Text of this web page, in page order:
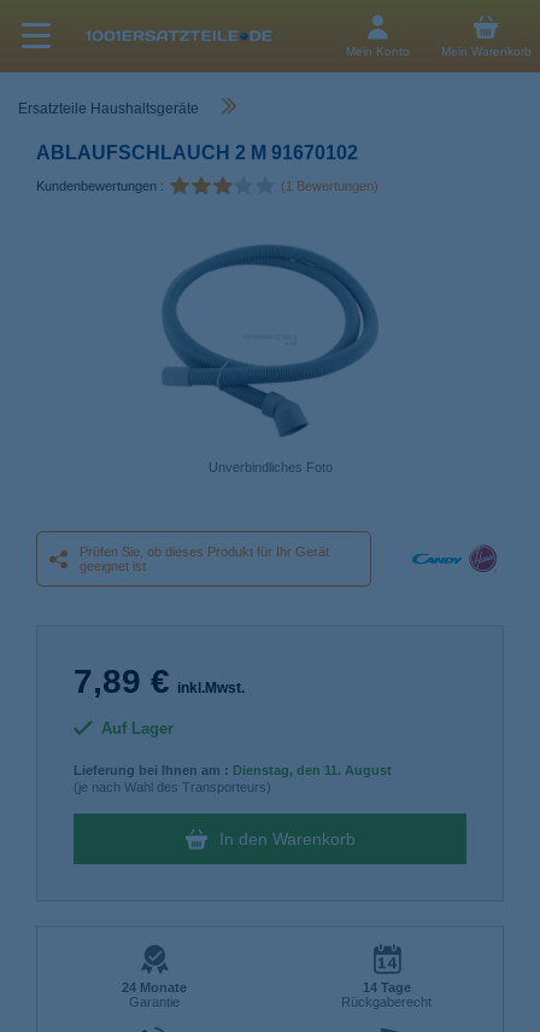
Mein Konto Mein Warenkorb
Ersatzteile Haushaltsgeräte
ABLAUFSCHLAUCH 2 M 91670102
Kundenbewertungen : (1 Bewertungen)
Unverbindliches Foto
Prüfen Sie, ob dieses Produkt für Ihr Gerät
geeignet ist
7,89 € inkl.Mwst.
Auf Lager
Lieferung bei Ihnen am : Dienstag, den 11. August
(je nach Wahl des Transporteurs)
In den Warenkorb
24 Monate
Garantie
14 Tage
Rückgaberecht